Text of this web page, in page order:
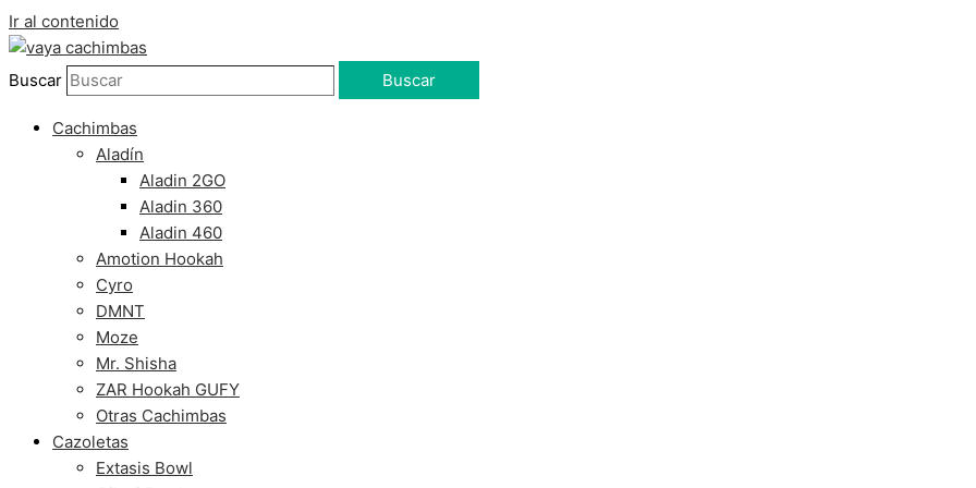
Ir al contenido
Buscar Buscar
Cachimbas
Aladín
Aladin 2GO
Aladin 360
Aladin 460
Amotion Hookah
Cyro
DMNT
Moze
Mr. Shisha
ZAR Hookah GUFY
Otras Cachimbas
Cazoletas
Extasis Bowl